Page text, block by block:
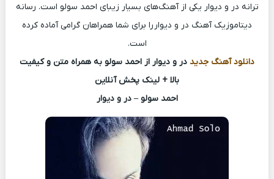
ترانه در و دیوار یکی از آهنگ‌های بسیار زیبای احمد سولو است. رسانه
دیتاموزیک آهنگ در و دیوار را برای شما همراهان گرامی آماده کرده
است.
دانلود آهنگ جدید در و دیوار از احمد سولو به همراه متن و کیفیت
بالا + لینک پخش آنلاین
احمد سولو – در و دیوار